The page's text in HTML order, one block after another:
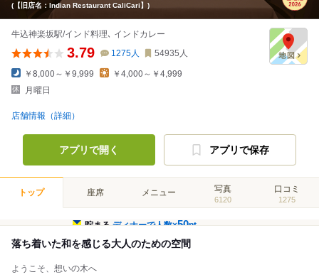
(【旧店名：Indian Restaurant CaliCari】)
牛込神楽坂駅/インド料理､ インドカレー
3.79 1275人 54935 人
￥8,000～￥9,999
￥4,000～￥4,999
月曜日
店舗情報（詳細）
アプリで開く アプリで保存
トップ 座席 メニュー 写真
6120
口コミ
1275
貯まるディナーで人数×50pt
落ち着いた和を感じる大人のための空間
ようこそ、想いの木へ